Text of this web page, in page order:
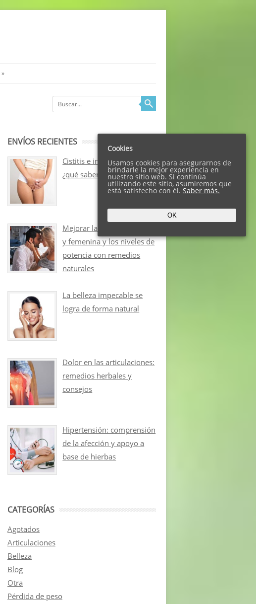
ENVÍOS RECIENTES
Cistitis e incontinencia:
¿qué sabemos sobre ellos?
Mejorar la libido masculina
y femenina y los niveles de
potencia con remedios
naturales
La belleza impecable se
logra de forma natural
Dolor en las articulaciones:
remedios herbales y
consejos
Hipertensión: comprensión
de la afección y apoyo a
base de hierbas
CATEGORÍAS
Agotados
Articulaciones
Belleza
Blog
Otra
Pérdida de peso
Cookies
Usamos cookies para asegurarnos de
brindarle la mejor experiencia en
nuestro sitio web. Si continúa
utilizando este sitio, asumiremos que
está satisfecho con él. Saber más.
OK